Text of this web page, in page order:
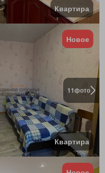
Квартира
11фото
Новое
Квартира